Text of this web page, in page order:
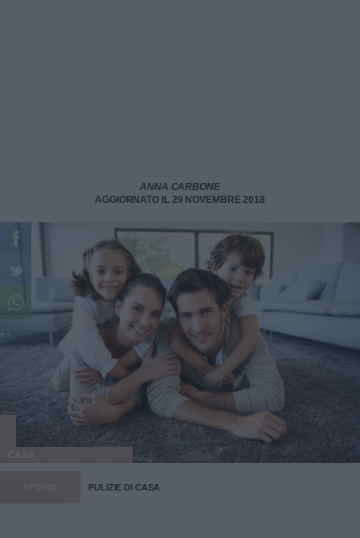
ANNA CARBONE
AGGIORNATO IL 29 NOVEMBRE 2018
PULIZIE DI CASA